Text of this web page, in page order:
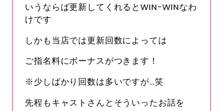
SNSIDs-hanabi
いうならば更新してくれるとWIN-WINなわ
けです
しかも当店では更新回数によっては
ご指名料にボーナスがつきます！
※少しばかり回数は多いですが…笑
先程もキャストさんとそういったお話を